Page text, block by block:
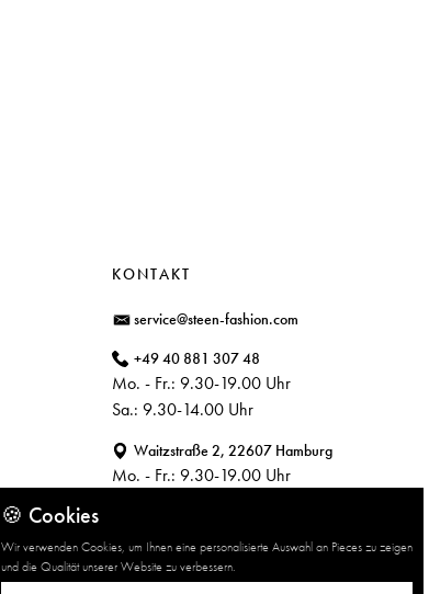
KONTAKT
service@steen-fashion.com
+49 40 881 307 48
Mo. - Fr.: 9.30-19.00 Uhr
Sa.: 9.30-14.00 Uhr
Waitzstraße 2, 22607 Hamburg
Mo. - Fr.: 9.30-19.00 Uhr
🍪 Cookies
Wir verwenden Cookies, um Ihnen eine personalisierte Auswahl an Pieces zu zeigen
und die Qualität unserer Website zu verbessern.